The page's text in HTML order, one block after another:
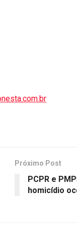
Próximo Post
PCPR e
homicídio